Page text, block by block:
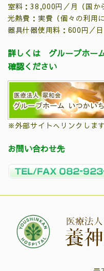
室料：38,000円／月（国か
光熱費：実費（個々の利用
器具什器使用料：600円／日
詳しくは グループホー
確認ください
※外部サイトへリンクします
お問い合わせ先